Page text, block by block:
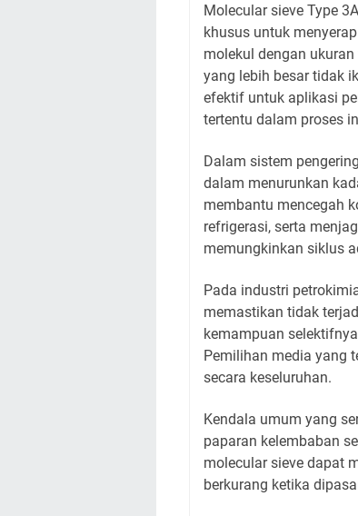
Molecular sieve Type
khusus untuk
molekul dengan
yang lebih besar tidak
efektif untuk aplikasi
tertentu dalam proses
Dalam sistem
dalam menurunkan
membantu mencegah
refrigerasi, serta
memungkinkan siklus
Pada industri
memastikan tidak
kemampuan
Pemilihan media yang
secara keseluruhan.
Kendala umum yang
paparan kelembaban
molecular sieve dapat
berkurang ketika